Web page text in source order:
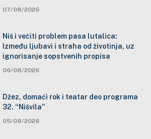
07/08/2026
Niš i večiti problem pasa lutalica:
Između ljubavi i straha od životinja, uz
ignorisanje sopstvenih propisa
06/08/2026
Džez, domaći rok i teatar deo programa
32. “Nišvila”
05/08/2026